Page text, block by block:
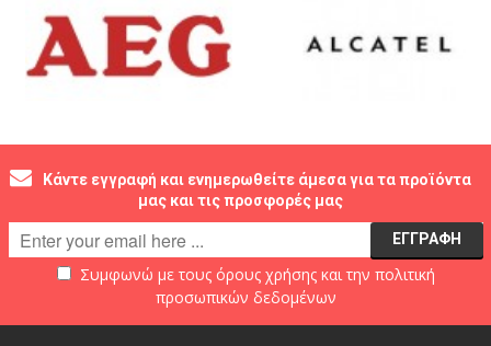
ΔΙΑΘΕΣΙΜΕΣ ΜΑΡΚΕΣ
Κάντε εγγραφή και ενημερωθείτε άμεσα για τα προϊόντα
μας και τις προσφορές μας